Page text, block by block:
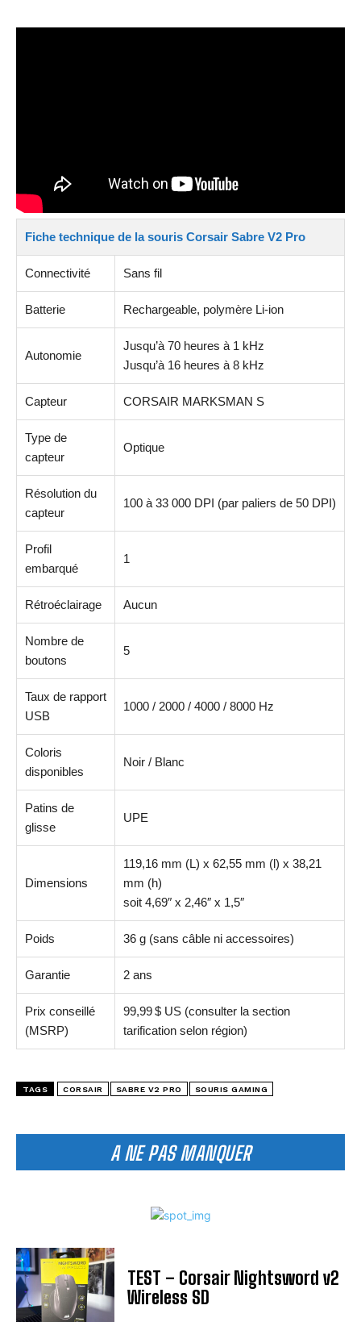
A NE PAS MANQUER
TEST – Corsair Nightsword v2
Wireless SD
Fiche technique de la souris Corsair Sabre V2 Pro
Connectivité Sans fil
Batterie Rechargeable, polymère Li-ion
Autonomie
Jusqu’à 70 heures à 1 kHz
Jusqu’à 16 heures à 8 kHz
Capteur CORSAIR MARKSMAN S
Type de
capteur
Optique
Résolution du
capteur
100 à 33 000 DPI (par paliers de 50 DPI)
Profil
embarqué
1
Rétroéclairage Aucun
Nombre de
boutons
5
Taux de rapport
USB
1000 / 2000 / 4000 / 8000 Hz
Coloris
disponibles
Noir / Blanc
Patins de
glisse
UPE
Dimensions
119,16 mm (L) x 62,55 mm (l) x 38,21
mm (h)
soit 4,69″ x 2,46″ x 1,5″
Poids 36 g (sans câble ni accessoires)
Garantie 2 ans
Prix conseillé
(MSRP)
99,99 $ US (consulter la section
tarification selon région)
TAGS CORSAIR SABRE V2 PRO SOURIS GAMING